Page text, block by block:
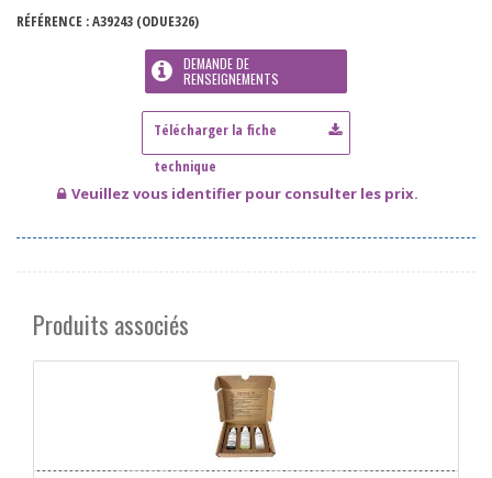
RÉFÉRENCE :A39243 (ODUE326)
DEMANDE DE
RENSEIGNEMENTS
Veuillez vous identifier pour consulter les prix.
Produits associés